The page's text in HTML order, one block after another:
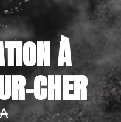
À
CHER